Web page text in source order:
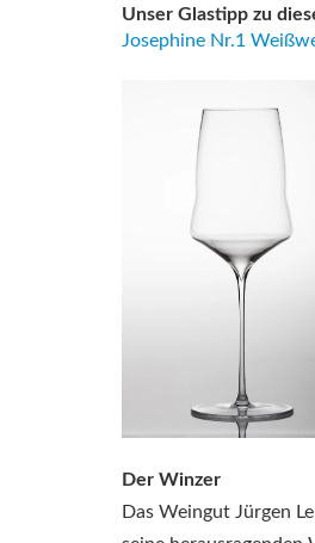
Unser Glastipp zu
Josephine Nr.1
Der Winzer
Das Weingut Jürgen